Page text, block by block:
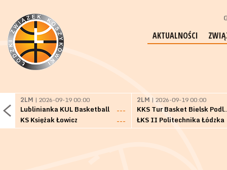
AKTUALNOŚCI
2LM | 2026-09-19 00:00
Lublinianka KUL Basketball
---
KS Księżak Łowicz
---
2LM | 2026-09-19 00:00
KKS Tur
ŁKS II Politechnika Łódzka